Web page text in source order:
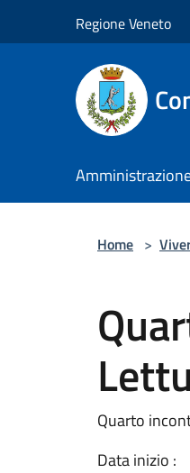
Regione Veneto
Home >
Quarto
Data inizio :